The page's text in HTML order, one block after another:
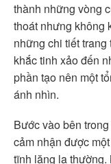
thành những vòng
thoát nhưng không
những chi tiết
khắc tinh xảo đến
phần tạo nên một
ánh nhìn.
Bước vào bên
cảm nhận được
tĩnh lặng lạ thường.